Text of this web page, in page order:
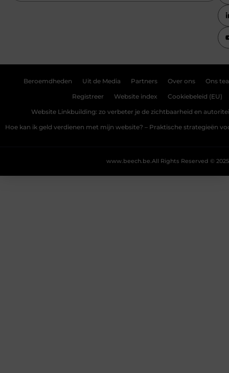
Beroemdheden Uit de Media Partners Over ons Ons
Registreer Website index Cookiebeleid (EU)
Website Linkbuilding: zo verbeter je de zichtbaarheid en
Hoe kan ik geld verdienen met mijn website? – Praktische strategieën
All Rights Reserved © 2025
www.beech.be.